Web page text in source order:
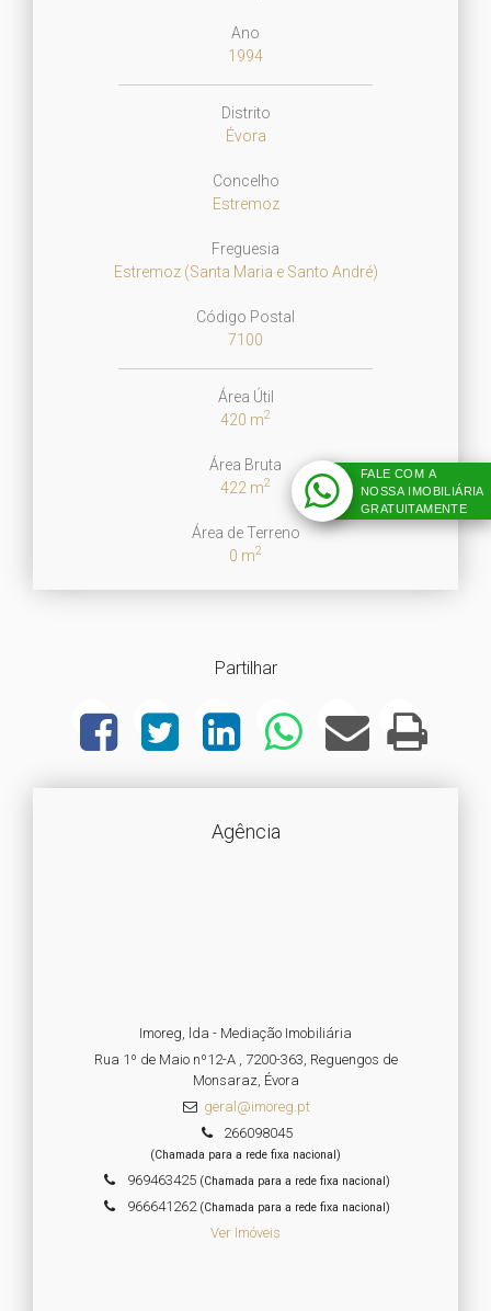
Ano
1994
Distrito
Évora
Concelho
Estremoz
Freguesia
Estremoz (Santa Maria e Santo André)
Código Postal
7100
Área Útil
420 m2
Área Bruta
422 m2
Área de Terreno
0 m2
Partilhar
Agência
Imoreg, lda - Mediação Imobiliária
Rua 1º de Maio nº12-A , 7200-363, Reguengos de
Monsaraz, Évora
geral@imoreg.pt
266098045
(Chamada para a rede fixa nacional)
969463425(Chamada para a rede fixa nacional)
966641262(Chamada para a rede fixa nacional)
Ver Imóveis
FALE COM A
NOSSA IMOBILIÁRIA
GRATUITAMENTE